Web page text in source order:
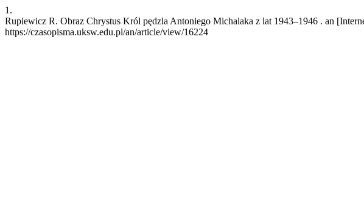
1.
Rupiewicz R. Obraz Chrystus Król pędzla Antoniego Michalaka z lat 1943–1946 . an
https://czasopisma.uksw.edu.pl/an/article/view/16224